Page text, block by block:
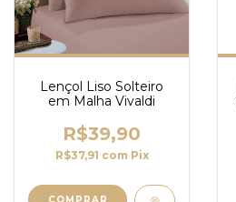
Lençol Liso Solteiro
em Malha Vivaldi
R$39,90
R$37,91 com Pix